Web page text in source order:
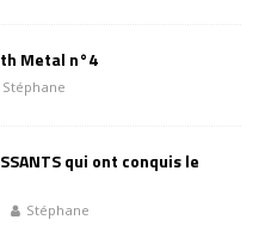
Metal n°4
Stéphane
qui ont conquis le
Stéphane